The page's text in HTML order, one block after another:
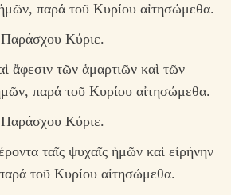
παρά τοῦ Κυρίου αἰτησώμεθα.
Παράσχου Κύριε.
ἄφεσιν τῶν ἁμαρτιῶν καὶ τῶν
παρά τοῦ Κυρίου αἰτησώμεθα.
Παράσχου Κύριε.
ταῖς ψυχαῖς ἡμῶν καὶ εἰρήνην
τοῦ Κυρίου αἰτησώμεθα.